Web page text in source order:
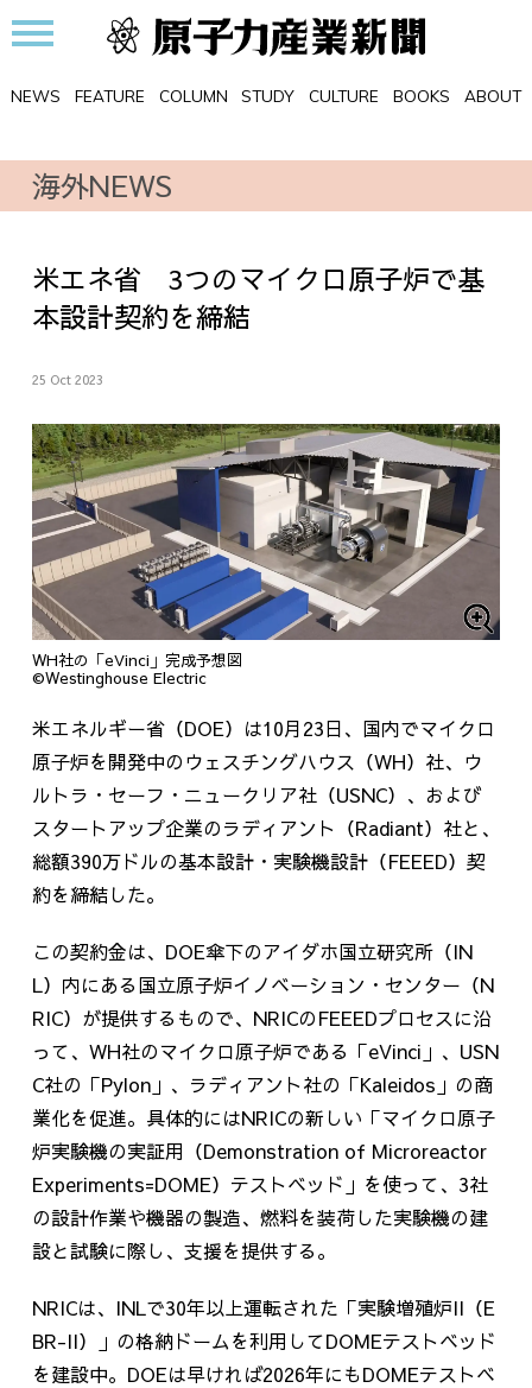
NEWS FEATURE COLUMN STUDY CULTURE BOOKS ABOUT
海外NEWS
米エネ省 3つのマイクロ原子炉で基
本設計契約を締結
25 Oct 2023
WH社の「eVinci」完成予想図
©Westinghouse Electric
米エネルギー省（DOE）は10月23日、国内でマイクロ
原子炉を開発中のウェスチングハウス（WH）社、ウ
ルトラ・セーフ・ニュークリア社（USNC）、および
スタートアップ企業のラディアント（Radiant）社と、
総額390万ドルの基本設計・実験機設計（FEEED）契
約を締結した。
この契約金は、 DOE傘下のアイダホ国立研究所（IN
L）内にある国立原子炉イノベーション・センター（N
RIC）が提供するもので、 NRICのFEEEDプロセスに沿
って、 WH社のマイクロ原子炉である「eVinci 」、 USN
C社の「Pylon」、ラディアント社の「Kaleidos 」の商
業化を促進。具体的にはNRICの新しい「マイクロ原子
炉実験機の実証用（Demonstration of Microreactor
Experiments=DOME）テストベッド」を使って、 3社
の設計作業や機器の製造、燃料を装荷した実験機の建
設と試験に際し、支援を提供する。
NRICは、 INLで30年以上運転された「実験増殖炉II （E
BR-II）」の格納ドームを利用してDOMEテストベッド
を建設中。 DOEは早ければ2026年にもDOMEテストベ